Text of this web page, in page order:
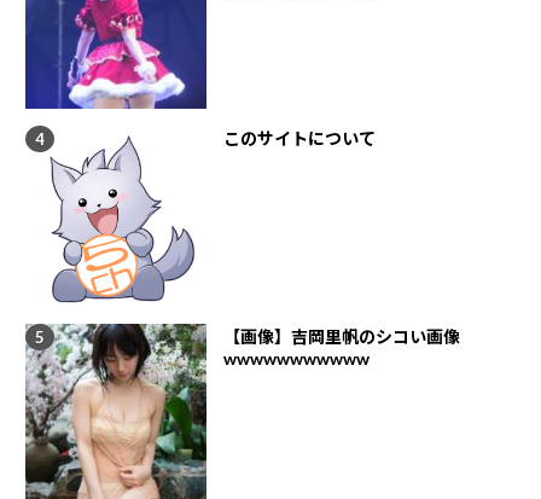
このサイトについて
【画像】吉岡里帆のシコい画像
wwwwwwwwwww